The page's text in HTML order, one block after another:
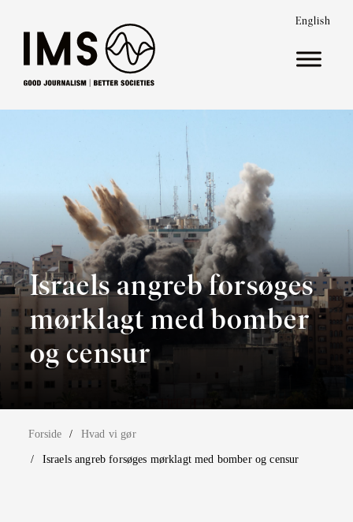
English
Israels angreb forsøges
mørklagt med bomber
og censur
Forside
Hvad vi gør
Israels angreb forsøges mørklagt med bomber og censur